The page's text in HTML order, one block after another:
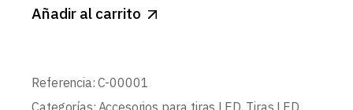
Añadir al carrito
Referencia: C-00001
Categorías: Accesorios para tiras LED, Tiras LED